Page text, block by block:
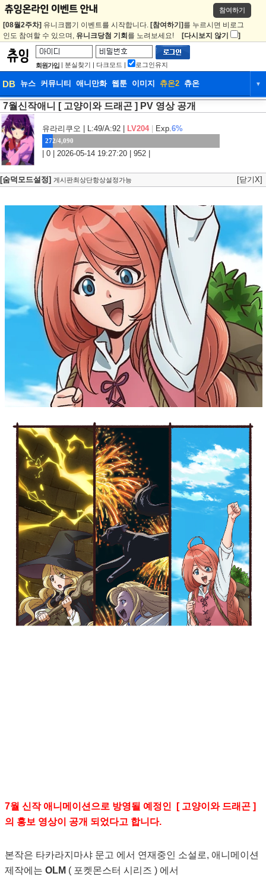
참여하기
[08월2주차] 유니크뽑기 이벤트를 시작합니다. [참여하기] 를 누르시면 비로그
인도 참여할 수 있으며, 유니크당첨 기회 를 노려보세요! [다시보지 않기 ]
회원가입 | 분실찾기 | 다크모드 | 로그인유지
DB 뉴스 커뮤니티 애니만화 웹툰 이미지 츄온2 츄온 ▼
DB 뉴스 커뮤니티
웹툰 이미지 츄온2
7월신작애니 [ 고양이와 드래곤 ] PV 영상 공개
유라리쿠오 | L:49/A:92 | LV204 Exp.6%
272/4,090
| 0 | 2026-05-14 19:27:20 | 952 |
[숨덕모드설정] 게시판최상단항상설정가능 [닫기X]
7월 신작 애니메이션으로 방영될 예정인 [ 고양이와 드래곤 ]
의 홍보 영상이 공개 되었다고 합니다.
본작은 타카라지마샤 문고 에서 연재중인 소설로, 애니메이션
제작에는 OLM ( 포켓몬스터 시리즈 ) 에서